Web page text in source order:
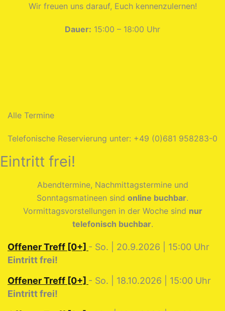
Wir freuen uns darauf, Euch kennenzulernen!
Dauer: 15:00 – 18:00 Uhr
Alle Termine
Telefonische Reservierung unter: +49 (0)681 958283-0
Eintritt frei!
Abendtermine, Nachmittagstermine und
Sonntagsmatineen sind online buchbar.
Vormittagsvorstellungen in der Woche sind nur
telefonisch buchbar.
Offener Treff [0+] - So. | 20.9.2026 | 15:00 Uhr
Eintritt frei!
Offener Treff [0+] - So. | 18.10.2026 | 15:00 Uhr
Eintritt frei!